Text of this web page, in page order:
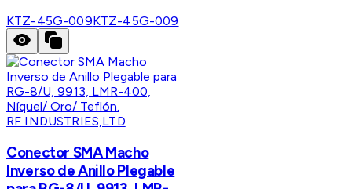
KTZ-45G-009KTZ-45G-009
RF INDUSTRIES,LTD
Conector SMA Macho
Inverso de Anillo Plegable